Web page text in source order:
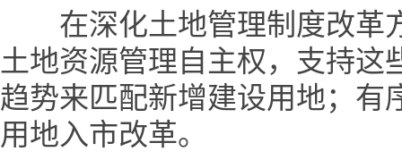
在深化土地管理制度改革
土地资源管理自主权，支持
趋势来匹配新增建设用地；有
用地入市改革。